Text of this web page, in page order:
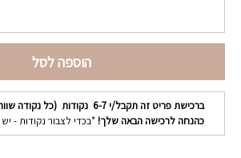
הוספה לסל
ברכישת פריט זה תקבל/י6-7 נקודות (כל נקודה
כהנחה לרכישה הבאה שלך! *בכדי לצבור נקודות -